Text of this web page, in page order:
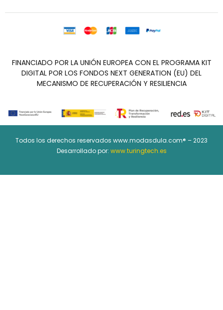
FINANCIADO POR LA UNIÓN EUROPEA CON EL PROGRAMA KIT
DIGITAL POR LOS FONDOS NEXT GENERATION (EU) DEL
MECANISMO DE RECUPERACIÓN Y RESILIENCIA
Todos los derechos reservados www.modasdula.com® – 2023
Desarrollado por: www.turingtech.es